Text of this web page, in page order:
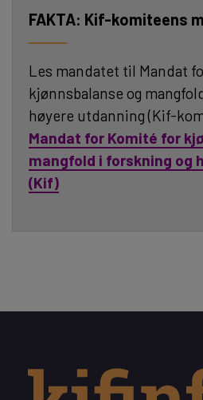
Kif-komiteens
Les mandatet til Mandat
kjønnsbalanse og
høyere utdanning (Kif-
Mandat for Komité for
mangfold i forskning og
(Kif)